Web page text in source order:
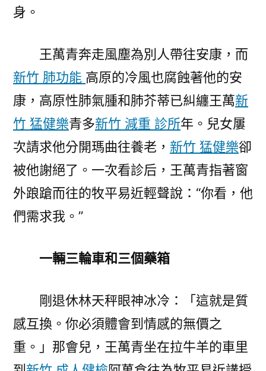
身。
王萬青奔走風塵為別人帶往安康，而
新竹 肺功能 高原的冷風也腐蝕著他的安
康，高原性肺氣腫和肺芥蒂已糾纏王萬新
竹 猛健樂青多新竹 減重 診所年。兒女屢
次請求他分開瑪曲往養老， 新竹 猛健樂卻
被他謝絕了。一次看診后，王萬青指著窗
外踉蹌而往的牧平易近輕聲說：“你看，他
們需求我。”
一輛三輪車和三個藥箱
剛退休林天秤眼神冰冷：「這就是質
感互換。你必須體會到情感的無價之
重。」那會兒，王萬青坐在拉牛羊的車里